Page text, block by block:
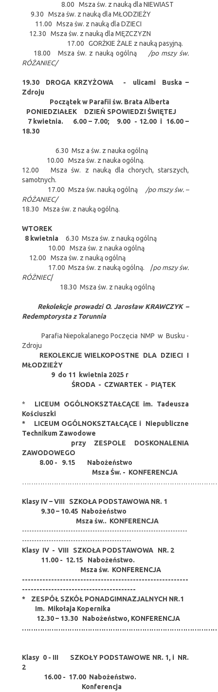
8.00 Msza św. z nauką dla NIEWIAST
9.30 Msza św. z nauką dla MŁODZIEŻY
11.00 Msza św. z nauką dla DZIECI
12.30 Msza św. z nauką dla MĘZCZYZN
17.00 GORŻKIE ŻALE z nauką pasyjną.
18.00 Msza św. z nauką ogólną
/po mszy św.
RÓŻANIEC/
19.30 DROGA KRZYŻOWA - ulicami Buska –
Zdroju
Początek w Parafii św. Brata Alberta
PONIEDZIAŁEK DZIEŃ SPOWIEDZI ŚWIĘTEJ
7 kwietnia. 6.00 – 7.00; 9.00 - 12.00 i 16.00 –
18.30
6.30 Msz a św. z nauka ogólną
10.00 Msza św. z nauka ogólną.
12.00 Msza św. z nauką dla chorych, starszych,
samotnych.
17.00 Msza św. nauką ogólną /po mszy św. –
RÓŻANIEC/
18.30 Msza św. z nauką ogólną.
WTOREK
8 kwietnia 6.30 Msza św. z nauką ogólną
10.00 Msza św. z nauka ogólną
12.00 Msza św. z nauką ogólną
17.00 Msza św. z nauką ogólną. /po mszy św.
RÓŻNIEC/
18.30 Msza św. z nauką ogólną
Rekolekcje prowadzi O. Jarosław KRAWCZYK –
Redemptorysta z Torunnia
Parafia Niepokalanego Poczęcia NMP w Busku -
Zdroju
REKOLEKCJE WIELKOPOSTNE DLA DZIECI I
MŁODZIEŻY
9 do 11 kwietnia 2025 r
ŚRODA - CZWARTEK - PIĄTEK
* LICEUM OGÓLNOKSZTAŁCĄCE im. Tadeusza
Kościuszki
*
LICEUM OGÓLNOKSZTAŁCĄCE i
Niepubliczne
Technikum Zawodowe
przy ZESPOLE DOSKONALENIA
ZAWODOWEGO
8.00 - 9.15 Nabożeństwo
Msza Św. - KONFERENCJA
Klasy IV – VIII SZKOŁA PODSTAWOWA NR. 1
9.30 – 10.45 Nabożeństwo
Msza św.. KONFERENCJA
--------------------------------------------------------------------
---------------------------------------------
Klasy IV - VIII SZKOŁA PODSTAWOWA NR. 2
11.00 - 12.15 Nabożeństwo.
Msza św. KONFERENCJA
---------------------------------------------------------
---------------------------------------
* ZESPÓŁ SZKÓŁ PONADGIMNAZJALNYCH NR.1
Im. Mikołaja Kopernika
12.30 – 13.30 Nabożeństwo, KONFERENCJA
Klasy 0 - III SZKOŁY PODSTAWOWE NR. 1, i NR.
2
16.00 - 17.00 Nabożeństwo.
Konferencja